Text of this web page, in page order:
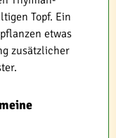
Topf. Ein
etwas
zusätzlicher